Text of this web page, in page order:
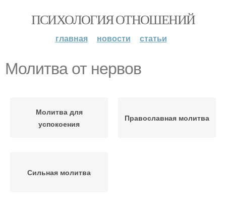
ПСИХОЛОГИЯ ОТНОШЕНИЙ
главная новости статьи
Молитва от нервов
Молитва для
успокоения
Православная молитва
Сильная молитва